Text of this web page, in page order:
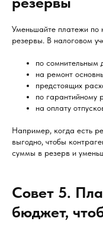
Уменьшайте платежи по
резервы. В налоговом
по сомнительным
на ремонт
предстоящих
по гарантийному
на оплату
Например, когда есть
выгодно, чтобы
суммы в резерв и
Совет 5.
бюджет,